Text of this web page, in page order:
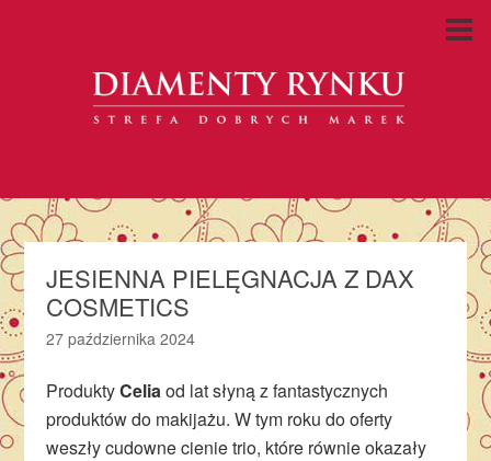
JESIENNA PIELĘGNACJA Z DAX
COSMETICS
27 października 2024
ProduktyCeliaod lat słyną z fantastycznych
produktów do makijażu. W tym roku do oferty
weszły cudowne cienie trio, które równie okazały